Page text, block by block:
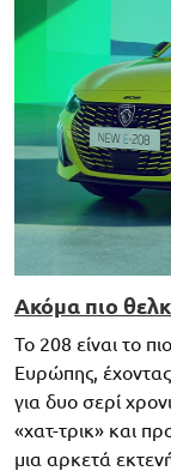
Ακόμα πιο
Το 208 είναι το
Ευρώπης,
για δυο σερί
«χατ-τρικ» και
μια αρκετά